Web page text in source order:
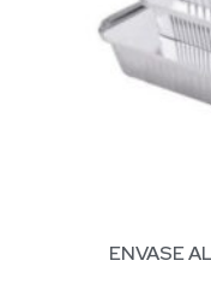
ENVASE